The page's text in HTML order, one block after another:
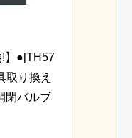
!】●[TH57
取り換え
閉バルブ